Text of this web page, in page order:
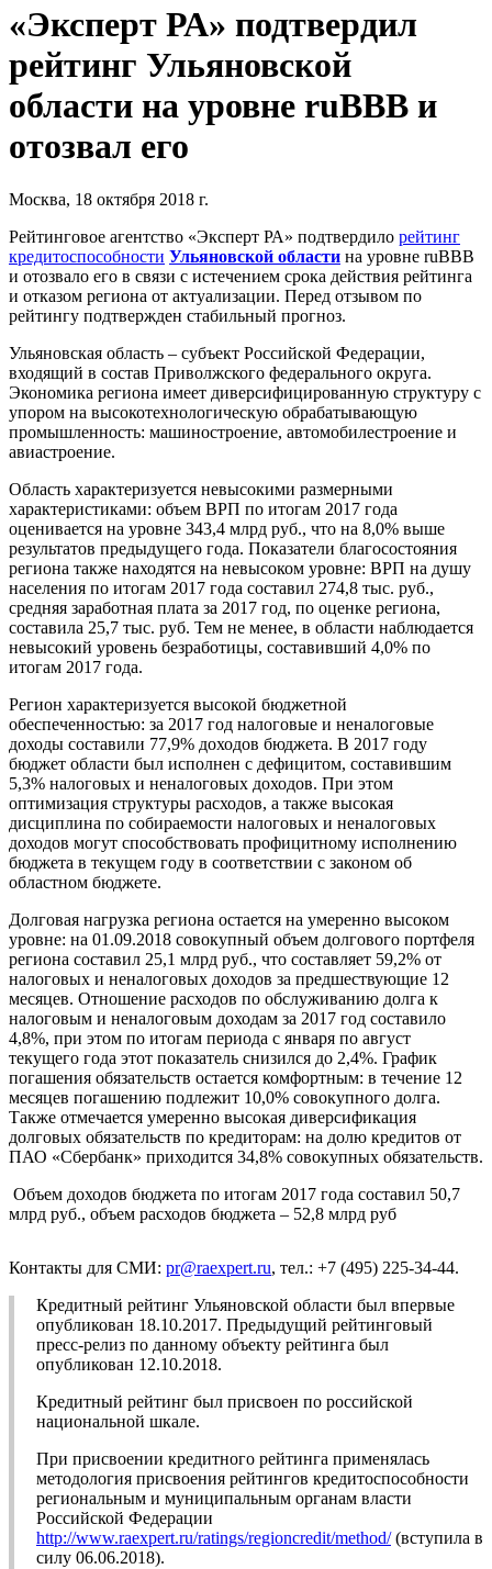
«Эксперт РА» подтвердил
рейтинг Ульяновской
области на уровне ruBBВ и
отозвал его
Москва, 18 октября 2018 г.
Рейтинговое агентство «Эксперт РА» подтвердило рейтинг
кредитоспособности Ульяновской области на уровне ruBBВ
и отозвало его в связи с истечением срока действия рейтинга
и отказом региона от актуализации. Перед отзывом по
рейтингу подтвержден стабильный прогноз.
Ульяновская область – субъект Российской Федерации,
входящий в состав Приволжского федерального округа.
Экономика региона имеет диверсифицированную структуру с
упором на высокотехнологическую обрабатывающую
промышленность: машиностроение, автомобилестроение и
авиастроение.
Область характеризуется невысокими размерными
характеристиками: объем ВРП по итогам 2017 года
оценивается на уровне 343,4 млрд руб., что на 8,0% выше
результатов предыдущего года. Показатели благосостояния
региона также находятся на невысоком уровне: ВРП на душу
населения по итогам 2017 года составил 274,8 тыс. руб.,
средняя заработная плата за 2017 год, по оценке региона,
составила 25,7 тыс. руб. Тем не менее, в области наблюдается
невысокий уровень безработицы, составивший 4,0% по
итогам 2017 года.
Регион характеризуется высокой бюджетной
обеспеченностью: за 2017 год налоговые и неналоговые
доходы составили 77,9% доходов бюджета. В 2017 году
бюджет области был исполнен с дефицитом, составившим
5,3% налоговых и неналоговых доходов. При этом
оптимизация структуры расходов, а также высокая
дисциплина по собираемости налоговых и неналоговых
доходов могут способствовать профицитному исполнению
бюджета в текущем году в соответствии с законом об
областном бюджете.
Долговая нагрузка региона остается на умеренно высоком
уровне: на 01.09.2018 совокупный объем долгового портфеля
региона составил 25,1 млрд руб., что составляет 59,2% от
налоговых и неналоговых доходов за предшествующие 12
месяцев. Отношение расходов по обслуживанию долга к
налоговым и неналоговым доходам за 2017 год составило
4,8%, при этом по итогам периода с января по август
текущего года этот показатель снизился до 2,4%. График
погашения обязательств остается комфортным: в течение 12
месяцев погашению подлежит 10,0% совокупного долга.
Также отмечается умеренно высокая диверсификация
долговых обязательств по кредиторам: на долю кредитов от
ПАО «Сбербанк» приходится 34,8% совокупных обязательств.
Объем доходов бюджета по итогам 2017 года составил 50,7
млрд руб., объем расходов бюджета – 52,8 млрд руб
Контакты для СМИ: pr@raexpert.ru, тел.: +7 (495) 225-34-44.
Кредитный рейтинг Ульяновской области был впервые
опубликован 18.10.2017. Предыдущий рейтинговый
пресс-релиз по данному объекту рейтинга был
опубликован 12.10.2018.
Кредитный рейтинг был присвоен по российской
национальной шкале.
При присвоении кредитного рейтинга применялась
методология присвоения рейтингов кредитоспособности
региональным и муниципальным органам власти
Российской Федерации
http://www.raexpert.ru/ratings/regioncredit/method/(вступила в
силу 06.06.2018).